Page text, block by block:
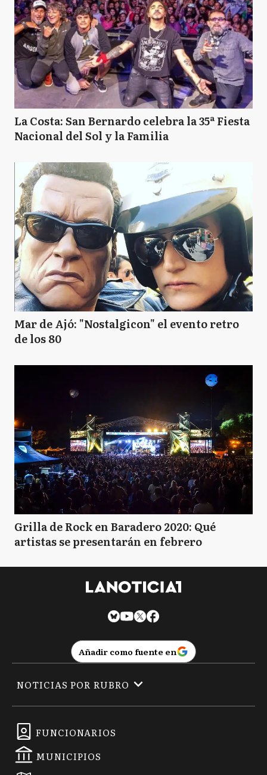
La Costa: San Bernardo celebra la 35ª Fiesta
Nacional del Sol y la Familia
Mar de Ajó: "Nostalgicon" el evento retro
de los 80
Grilla de Rock en Baradero 2020: Qué
artistas se presentarán en febrero
Añadir como fuente en
FUNCIONARIOS
MUNICIPIOS
NOTICIAS POR RUBRO